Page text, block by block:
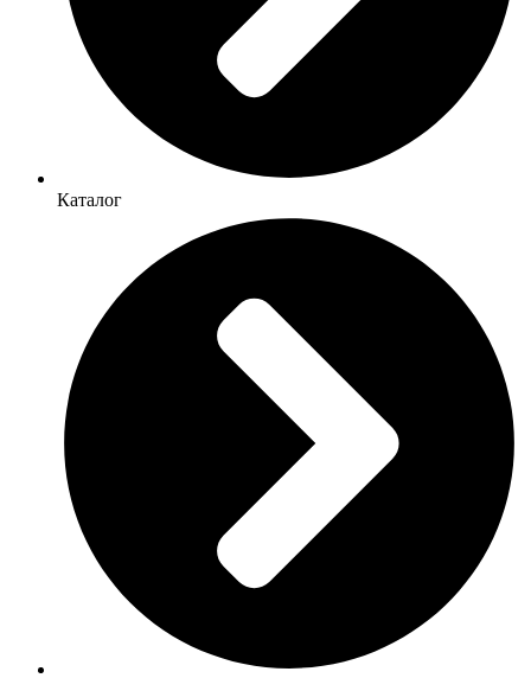
Каталог